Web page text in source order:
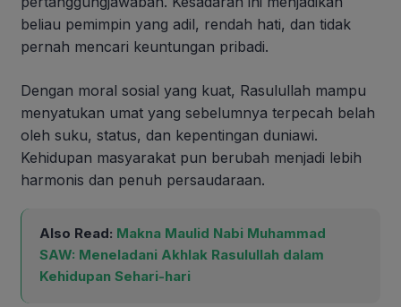
beliau pemimpin yang adil, rendah hati, dan tidak
pernah mencari keuntungan pribadi.
Dengan moral sosial yang kuat, Rasulullah mampu
menyatukan umat yang sebelumnya terpecah belah
oleh suku, status, dan kepentingan duniawi.
Kehidupan masyarakat pun berubah menjadi lebih
harmonis dan penuh persaudaraan.
Also Read: Makna Maulid Nabi Muhammad
SAW: Meneladani Akhlak Rasulullah dalam
Kehidupan Sehari-hari